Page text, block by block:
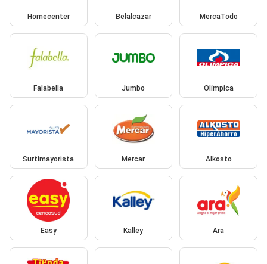
Homecenter Belalcazar MercaTodo
Falabella Jumbo Olímpica
Surtimayorista Mercar Alkosto
Easy Kalley Ara